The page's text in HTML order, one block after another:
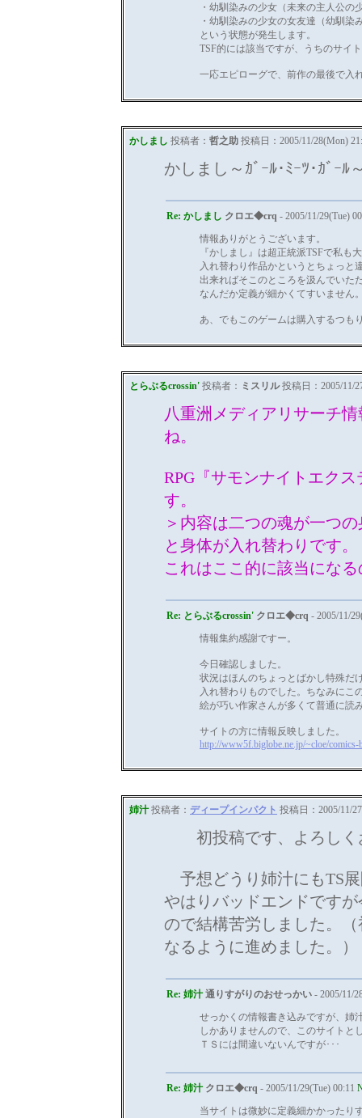
・幼馴染みの少女（未来の主人公の
・幼馴染みの少女の女友達（幼馴染
という状態が発生します。
TSF的には該当ですが、うちのサイ
一応エピローグで、前作の最後で入
かしまし 投稿者： 哲之助 投稿日：2005/11/28(Mon)
かしまし～ｶﾞｰﾙ･ﾐｰﾂ･ｶﾞｰ
Re: かしまし クロエ◆crq - 2005/11/29(Tue)
情報ありがとうございます。
『かしまし』は超正統派TSFで私も
入れ替わり作品かというとちょっと
出来ればそこのところを汲んでいた
なんだか定義が細かくてすいません
あ、でもこのゲームは購入するつも
とらぶるcrossin' 投稿者： ミスリル投稿日：2005/11/
八重洲メディアリサーチ
ね。
RPG『サモンナイトエク
す。
＞内容は二つの魂が一つ
と身体が入れ替わりです。
これはここ的に該当にな
Re: とらぶるcrossin' クロエ◆crq - 2005/11/
情報集約感謝ですー。
今日確認しました。
状況はほんのちょっとばかし特殊だ
入れ替わりものでした。ちなみにこ
絵が巧い作家さんが多くて普通に読
サイトの方に情報反映しました。
http://www5f.biglobe.ne.jp/~cloe/comics-
姉汁投稿者： ディープインパクト 投稿日：2005/11/
初投稿です、よろしく
予想どうり姉汁にもTS
やはりバッドエンドです
ので結構苦労しました。
なるように進めました。）
Re: 姉汁 通りすがりのおせっかい - 2005/11/
せっかくの情報書き込みですが、姉
しかありませんので、このサイトと
ＴＳには間違いないんですが･･･
Re: 姉汁 クロエ◆crq - 2005/11/29(Tue) 00:11
当サイトは微妙に定義細かかったり